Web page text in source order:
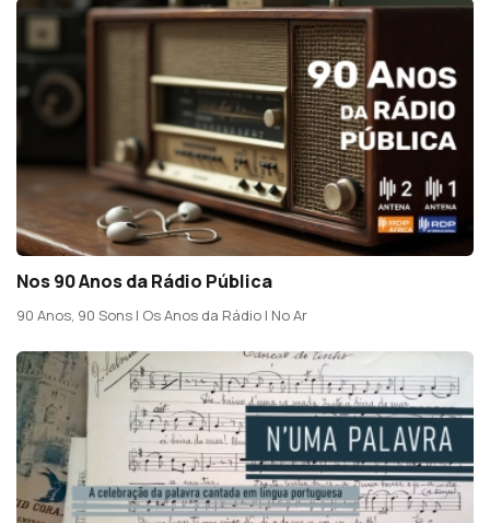
Nos 90 Anos da Rádio Pública
90 Anos, 90 Sons | Os Anos da Rádio | No Ar